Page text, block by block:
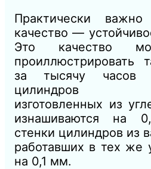
Практически
качество —
Это качество
проиллюстрировать
за тысячу часов
цилиндров
изготовленных из
изнашиваются на
стенки цилиндров из
работавших в тех же
на 0,1 мм.